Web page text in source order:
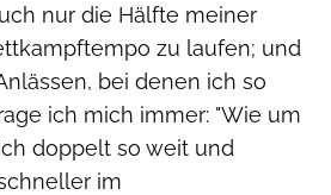
nur die Hälfte meiner
zu laufen; und
bei denen ich so
ich mich immer: "Wie um
doppelt so weit und
im